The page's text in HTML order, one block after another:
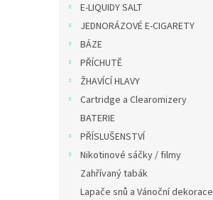
E-LIQUIDY SALT
JEDNORÁZOVÉ E-CIGARETY
BÁZE
PŘÍCHUTĚ
ŽHAVÍCÍ HLAVY
Cartridge a Clearomizery
BATERIE
PŘÍSLUŠENSTVÍ
Nikotinové sáčky / filmy
Zahřívaný tabák
Lapače snů a Vánoční dekorace